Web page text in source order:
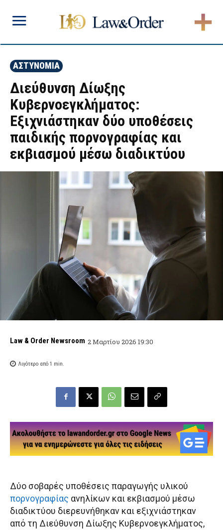
ΑΣΤΥΝΟΜΙΑ
Διεύθυνση Δίωξης
Κυβερνοεγκλήματος:
Εξιχνιάστηκαν δύο υποθέσεις
παιδικής πορνογραφίας και
εκβιασμού μέσω διαδικτύου
Law & Order Newsroom 2 Μαρτίου 2026 19:30
Λιγότερο από 1 min.
Δύο σοβαρές υποθέσεις παραγωγής υλικού
πορνογραφίας ανηλίκων και εκβιασμού μέσω
διαδικτύου διερευνήθηκαν και εξιχνιάστηκαν
από τη Διεύθυνση Δίωξης Κυβερνοεγκλήματος,